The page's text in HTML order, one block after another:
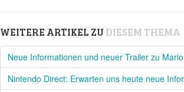
WEITERE ARTIKEL ZU DIESEM THEMA
Neue Informationen und neuer Trailer zu
Nintendo Direct: Erwarten uns heute neue